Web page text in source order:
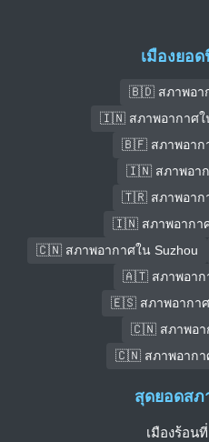
เมืองยอ
🇧🇩 สภาพอา
🇮🇳 สภาพอากาศใ
🇧🇫 สภาพอาก
🇮🇳 สภาพอาก
🇹🇷 สภาพอาก
🇮🇳 สภาพอากาศ
🇨🇳 สภาพอากาศใน Suzhou
🇦🇹 สภาพอาก
🇪🇸 สภาพอากาศ
🇨🇳 สภาพอา
🇨🇳 สภาพอากา
สุดยอดสภ
เมืองร้อน